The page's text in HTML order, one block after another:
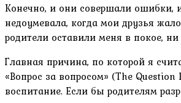
Конечно, и они совершали ошибки,
недоумевала, когда мои друзья
родители оставили меня в покое,
Главная причина, по которой я
«Вопрос за вопросом» (The
воспитание. Если бы родителям